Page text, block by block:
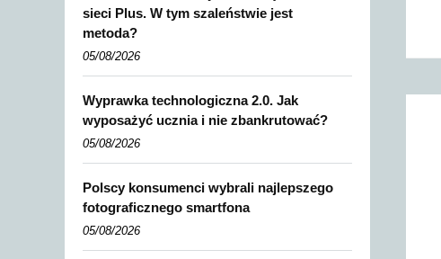
sieci Plus. W tym szaleństwie jest
metoda?
05/08/2026
Wyprawka technologiczna 2.0. Jak
wyposażyć ucznia i nie zbankrutować?
05/08/2026
Polscy konsumenci wybrali najlepszego
fotograficznego smartfona
05/08/2026